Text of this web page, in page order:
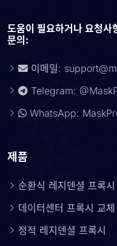
도움이 필요하거나 요청사
문의:
이메일:
Telegram:
WhatsApp:
제품
순환식 레지덴셜 프록시
데이터센터 프록시 교체
정적 레지덴셜 프록시